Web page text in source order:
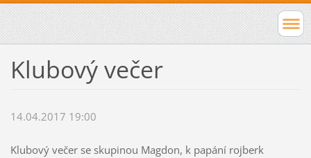
Klubový večer
14.04.2017 19:00
Klubový večer se skupinou Magdon, k papání rojberk